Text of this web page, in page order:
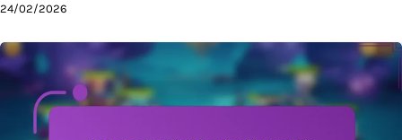
24/02/2026